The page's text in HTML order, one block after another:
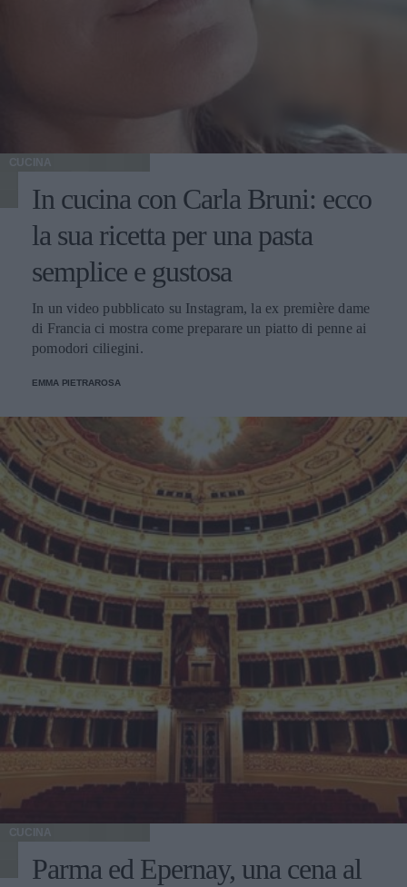
CUCINA
In cucina con Carla Bruni: ecco
la sua ricetta per una pasta
semplice e gustosa
In un video pubblicato su Instagram, la ex première dame
di Francia ci mostra come preparare un piatto di penne ai
pomodori ciliegini.
EMMA PIETRAROSA
CUCINA
Parma ed Epernay, una cena al